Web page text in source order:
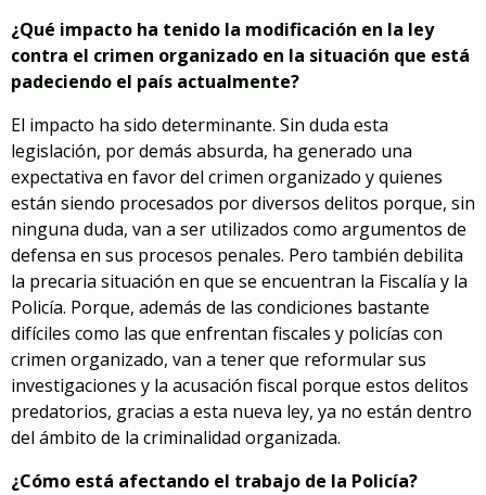
¿Qué impacto ha tenido la modificación en la ley
contra el crimen organizado en la situación que está
padeciendo el país actualmente?
El impacto ha sido determinante. Sin duda esta
legislación, por demás absurda, ha generado una
expectativa en favor del crimen organizado y quienes
están siendo procesados por diversos delitos porque, sin
ninguna duda, van a ser utilizados como argumentos de
defensa en sus procesos penales. Pero también debilita
la precaria situación en que se encuentran la Fiscalía y la
Policía. Porque, además de las condiciones bastante
difíciles como las que enfrentan fiscales y policías con
crimen organizado, van a tener que reformular sus
investigaciones y la acusación fiscal porque estos delitos
predatorios, gracias a esta nueva ley, ya no están dentro
del ámbito de la criminalidad organizada.
¿Cómo está afectando el trabajo de la Policía?